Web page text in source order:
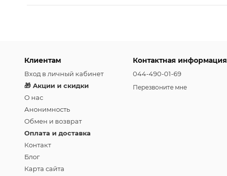
Клиентам
Вход в личный кабинет
🎁 Акции и скидки
О нас
Анонимность
Обмен и возврат
Оплата и доставка
Контакт
Блог
Карта сайта
Контактная информация
044-490-01-69
Перезвоните мне